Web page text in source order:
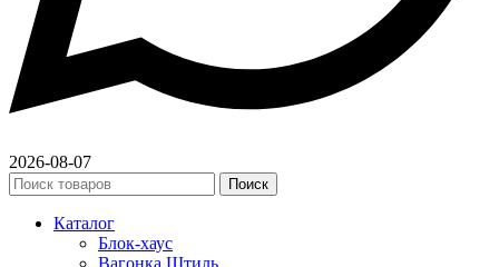
2026-08-07
Поиск
Каталог
Блок-хаус
Вагонка Штиль